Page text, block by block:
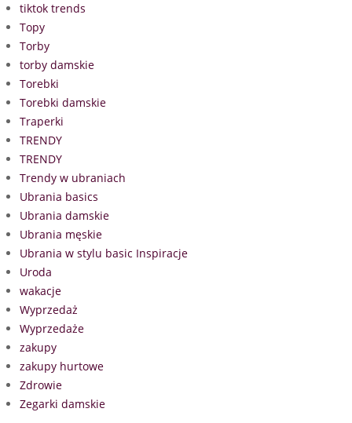
tiktok trends
Topy
Torby
torby damskie
Torebki
Torebki damskie
Traperki
TRENDY
TRENDY
Trendy w ubraniach
Ubrania basics
Ubrania damskie
Ubrania męskie
Ubrania w stylu basic Inspiracje
Uroda
wakacje
Wyprzedaż
Wyprzedaże
zakupy
zakupy hurtowe
Zdrowie
Zegarki damskie